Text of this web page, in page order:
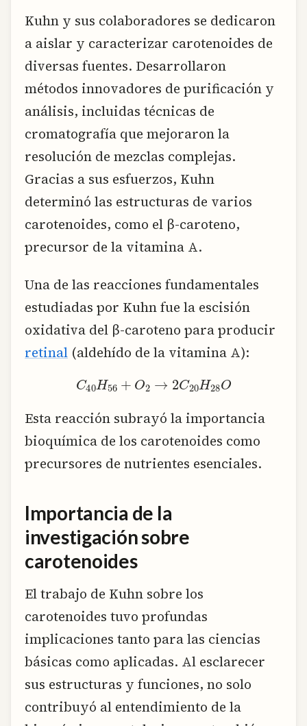
Kuhn y sus colaboradores se dedicaron
a aislar y caracterizar carotenoides de
diversas fuentes. Desarrollaron
métodos innovadores de purificación y
análisis, incluidas técnicas de
cromatografía que mejoraron la
resolución de mezclas complejas.
Gracias a sus esfuerzos, Kuhn
determinó las estructuras de varios
carotenoides, como el β-caroteno,
precursor de la vitamina A.
Una de las reacciones fundamentales
estudiadas por Kuhn fue la escisión
oxidativa del β-caroteno para producir
retinal (aldehído de la vitamina A):
C40H56 + O2→2C20H28O
Esta reacción subrayó la importancia
bioquímica de los carotenoides como
precursores de nutrientes esenciales.
Importancia de la
investigación sobre
carotenoides
El trabajo de Kuhn sobre los
carotenoides tuvo profundas
implicaciones tanto para las ciencias
básicas como aplicadas. Al esclarecer
sus estructuras y funciones, no solo
contribuyó al entendimiento de la